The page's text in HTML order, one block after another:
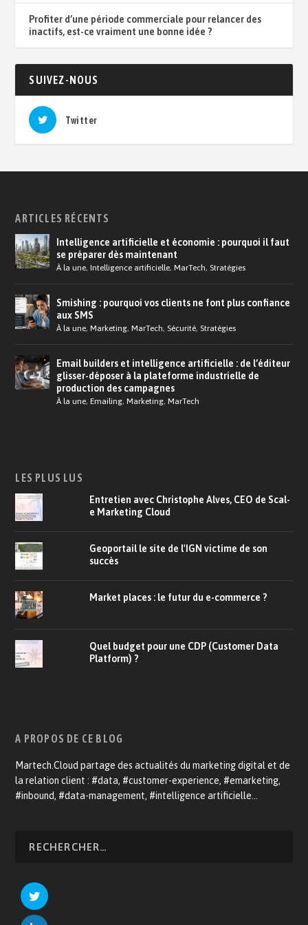
Profiter d’une période commerciale pour relancer des
inactifs, est-ce vraiment une bonne idée ?
SUIVEZ-NOUS
Twitter
ARTICLES RÉCENTS
Intelligence artificielle et économie : pourquoi il faut
se préparer dès maintenant
À la une,Intelligence artificielle,MarTech, Stratégies
Smishing : pourquoi vos clients ne font plus confiance
aux SMS
À la une,Marketing,MarTech, Sécurité, Stratégies
Email builders et intelligence artificielle : de l’éditeur
glisser-déposer à la plateforme industrielle de
production des campagnes
À la une,Emailing,Marketing,MarTech
LES PLUS LUS
Entretien avec Christophe Alves, CEO de Scal-
e Marketing Cloud
Geoportail le site de l'IGN victime de son
succès
Market places : le futur du e-commerce ?
Quel budget pour une CDP (Customer Data
Platform) ?
A PROPOS DE CE BLOG
Martech.Cloud partage des actualités du marketing digital et de
la relation client : #data, #customer-experience, #emarketing,
#inbound, #data-management, #intelligence artificielle…